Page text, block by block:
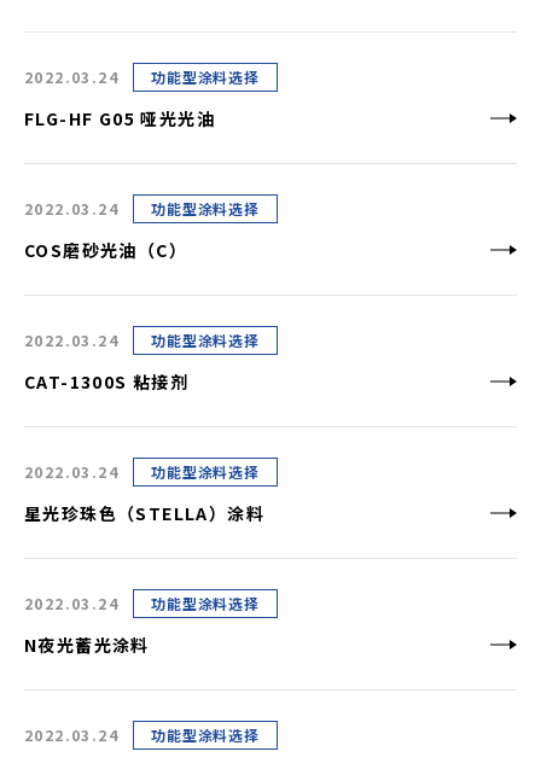
2022.03.24 功能型涂料选择
FLG-HF G05 哑光光油
2022.03.24 功能型涂料选择
COS磨砂光油（C）
2022.03.24 功能型涂料选择
CAT-1300S 粘接剂
2022.03.24 功能型涂料选择
星光珍珠色（STELLA）涂料
2022.03.24 功能型涂料选择
N夜光蓄光涂料
2022.03.24 功能型涂料选择